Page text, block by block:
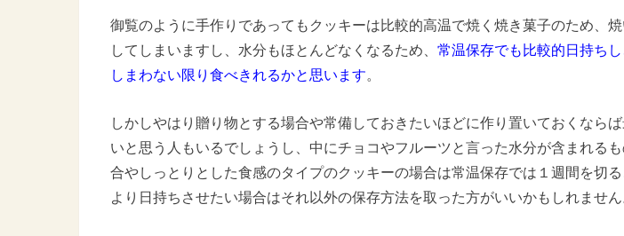
御覧のように手作りであってもクッキーは比較的高温で焼く焼き菓子のため、
してしまいますし、水分もほとんどなくなるため、 常温保存でも比較的日持ち
しまわない限り食べきれるかと思います。
しかしやはり贈り物とする場合や常備しておきたいほどに作り置いておくなら
いと思う人もいるでしょうし、中にチョコやフルーツと言った水分が含まれる
合やしっとりとした食感のタイプのクッキーの場合は常温保存では１週間を切
より日持ちさせたい場合はそれ以外の保存方法を取った方がいいかもしれません